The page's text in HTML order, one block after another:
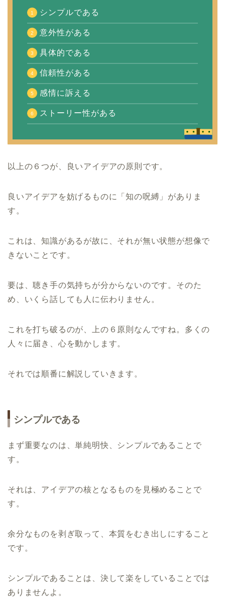
シンプルである
意外性がある
具体的である
信頼性がある
感情に訴える
ストーリー性がある
以上の６つが、良いアイデアの原則です。
良いアイデアを妨げるものに「知の呪縛」がありま
す。
これは、知識があるが故に、それが無い状態が想像で
きないことです。
要は、聴き手の気持ちが分からないのです。そのた
め、いくら話しても人に伝わりません。
これを打ち破るのが、上の６原則なんですね。多くの
人々に届き、心を動かします。
それでは順番に解説していきます。
シンプルである
まず重要なのは、単純明快、シンプルであることで
す。
それは、アイデアの核となるものを見極めることで
す。
余分なものを剥ぎ取って、本質をむき出しにすること
です。
シンプルであることは、決して楽をしていることでは
ありませんよ。